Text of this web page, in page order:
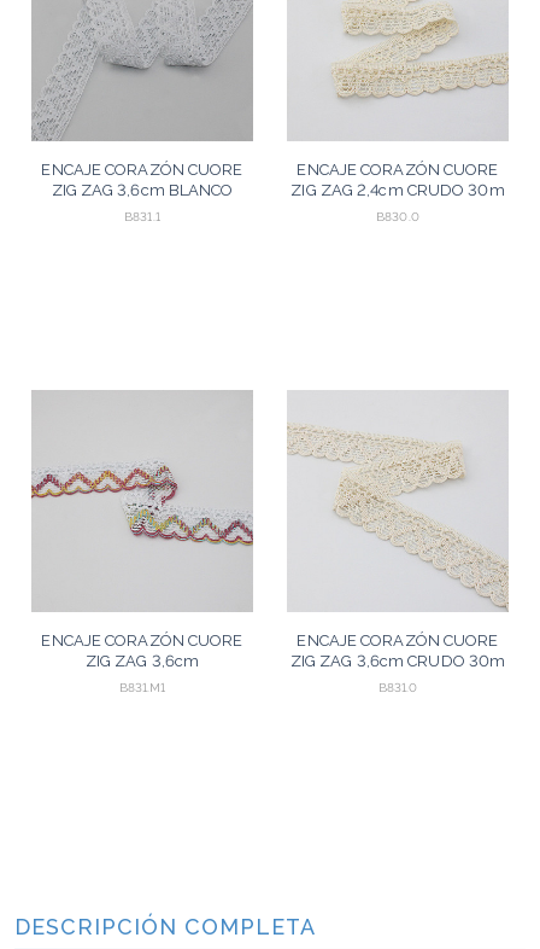
ENCAJE CORAZÓN CUORE
ZIG ZAG 3,6cm BLANCO
30m
B831.1
ENCAJE CORAZÓN CUORE
ZIG ZAG 2,4cm CRUDO 30m
B830.0
ENCAJE CORAZÓN CUORE
ZIG ZAG 3,6cm
BLANCO/MIXTO 30m
B831.M1
ENCAJE CORAZÓN CUORE
ZIG ZAG 3,6cm CRUDO 30m
B831.0
DESCRIPCIÓN COMPLETA